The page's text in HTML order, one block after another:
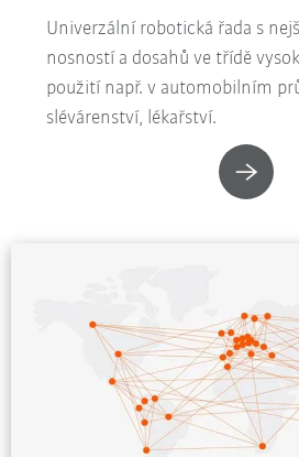
Univerzální robotická řada s
nosností a dosahů ve třídě
použití např. v automobilním
slévárenství, lékařství.